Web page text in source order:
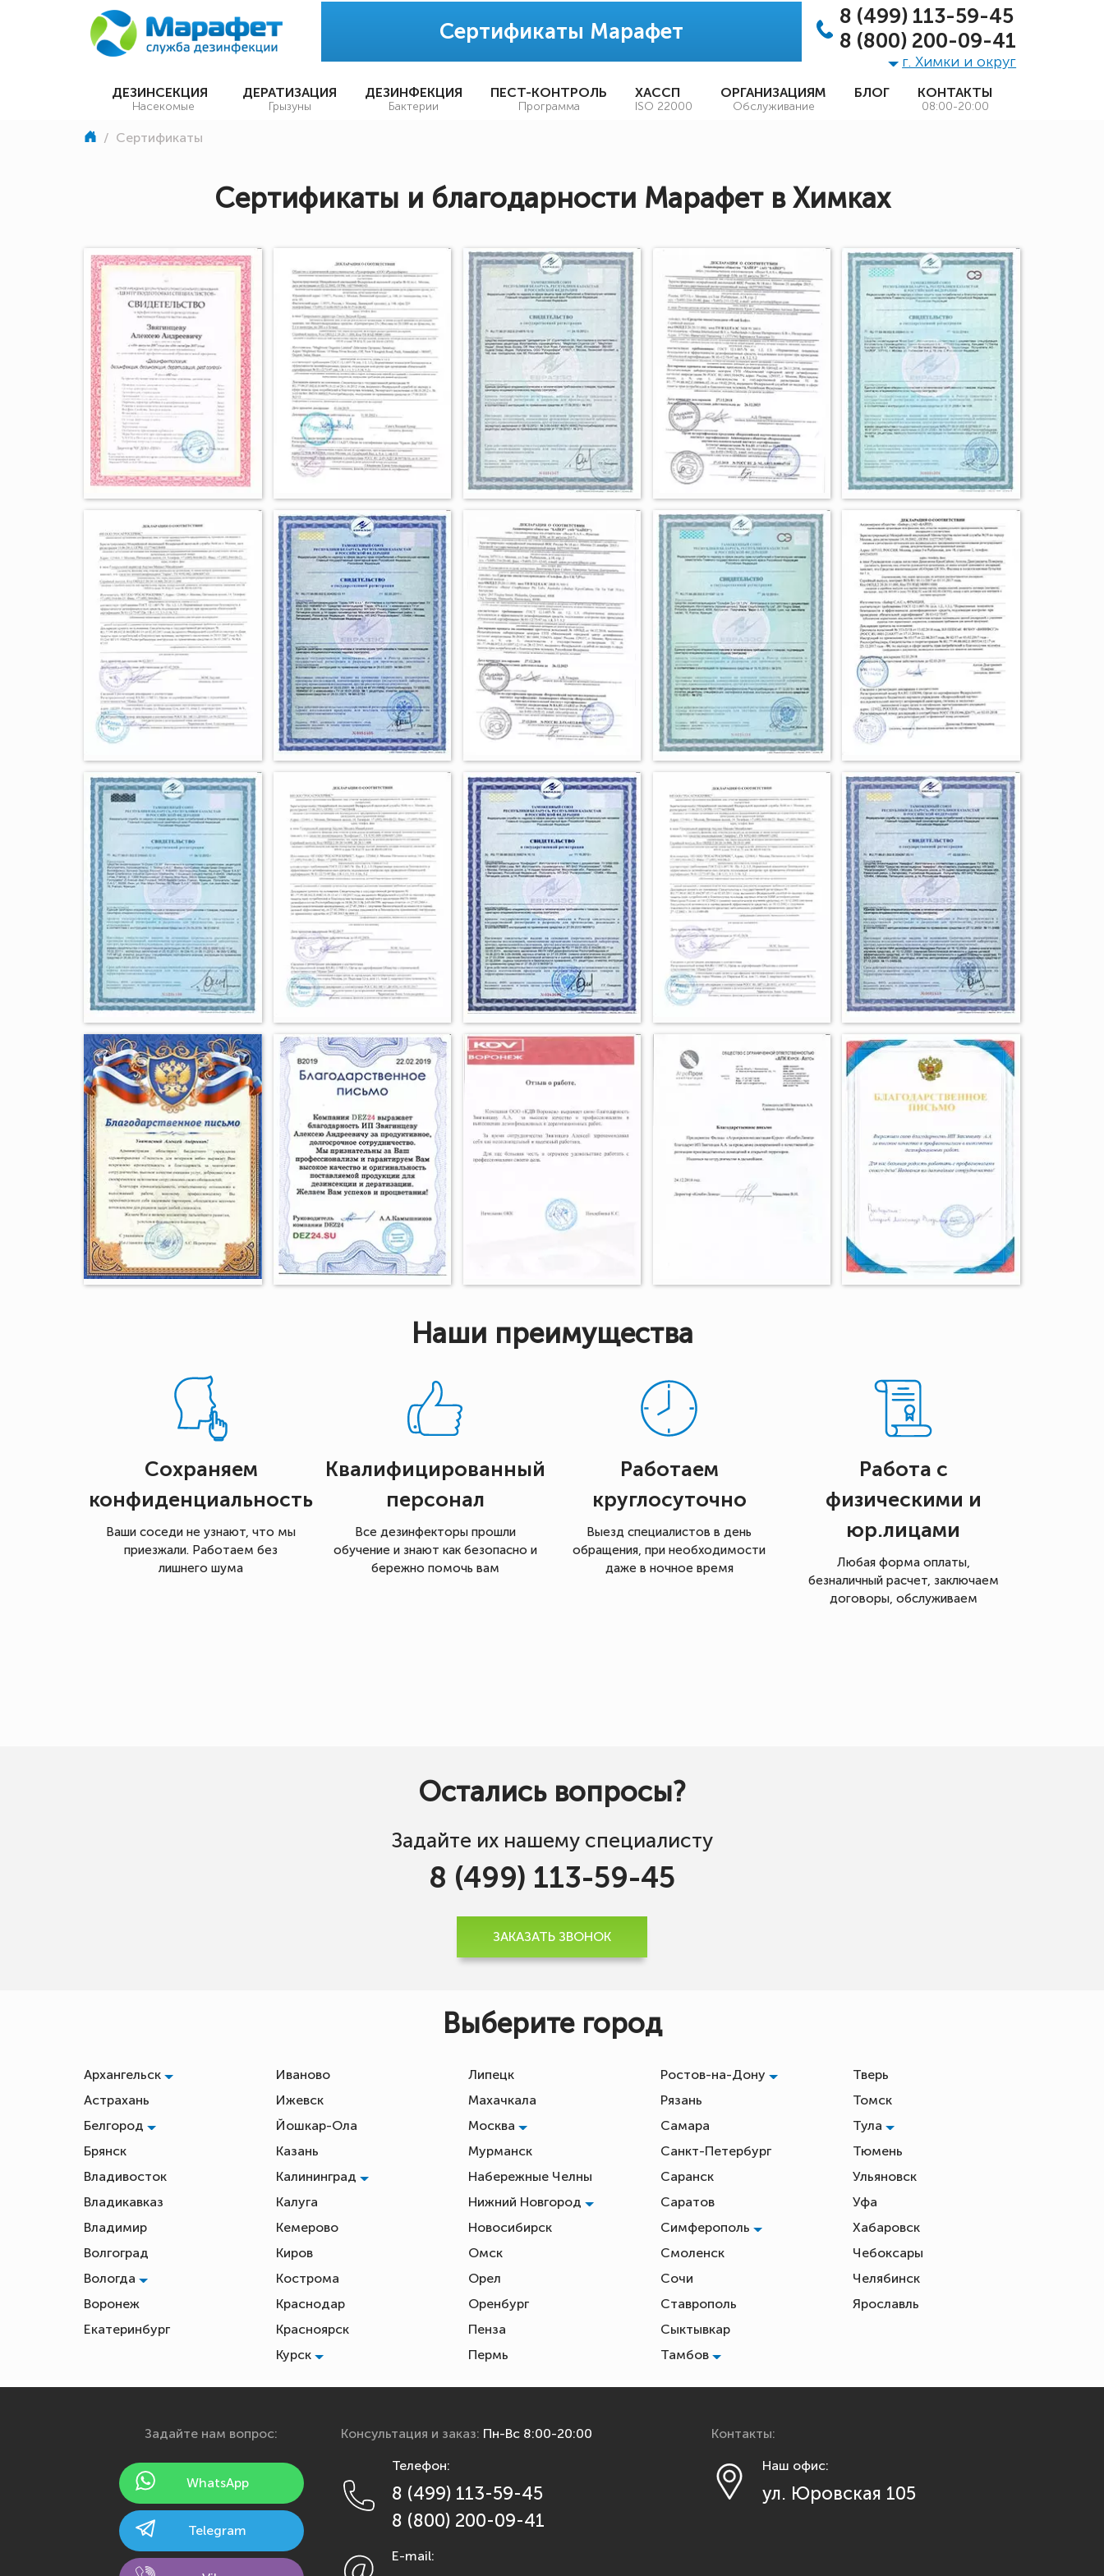
Сертификаты Марафет
8 (499) 113-59-45
8 (800) 200-09-41
г. Химки и округ
ДЕЗИНСЕКЦИЯ
Насекомые
ДЕРАТИЗАЦИЯ
Грызуны
ДЕЗИНФЕКЦИЯ
Бактерии
ПЕСТ-КОНТРОЛЬ
Программа
ХАССП
ISO 22000
ОРГАНИЗАЦИЯМ
Обслуживание
БЛОГ КОНТАКТЫ
08:00-20:00
/ Сертификаты
Сертификаты и благодарности Марафет в Химках
Наши преимущества
Сохраняем
конфиденциальность
Ваши соседи не узнают, что мы
приезжали. Работаем без
лишнего шума
Квалифицированный
персонал
Все дезинфекторы прошли
обучение и знают как безопасно и
бережно помочь вам
Работаем
круглосуточно
Выезд специалистов в день
обращения, при необходимости
даже в ночное время
Работа с
физическими и
юр.лицами
Любая форма оплаты,
безналичный расчет, заключаем
договоры, обслуживаем
Остались вопросы?
Задайте их нашему специалисту
8 (499) 113-59-45
ЗАКАЗАТЬ ЗВОНОК
Выберите город
Архангельск
Астрахань
Белгород
Брянск
Владивосток
Владикавказ
Владимир
Волгоград
Вологда
Воронеж
Екатеринбург
Иваново
Ижевск
Йошкар-Ола
Казань
Калининград
Калуга
Кемерово
Киров
Кострома
Краснодар
Красноярск
Курск
Липецк
Махачкала
Москва
Мурманск
Набережные Челны
Нижний Новгород
Новосибирск
Омск
Орел
Оренбург
Пенза
Пермь
Ростов-на-Дону
Рязань
Самара
Санкт-Петербург
Саранск
Саратов
Симферополь
Смоленск
Сочи
Ставрополь
Сыктывкар
Тамбов
Тверь
Томск
Тула
Тюмень
Ульяновск
Уфа
Хабаровск
Чебоксары
Челябинск
Ярославль
Задайте нам вопрос:
WhatsApp
Telegram
Консультация и заказ: Пн-Вс 8:00-20:00
Телефон:
8 (499) 113-59-45
8 (800) 200-09-41
E-mail:
Контакты:
Наш офис:
ул. Юровская 105